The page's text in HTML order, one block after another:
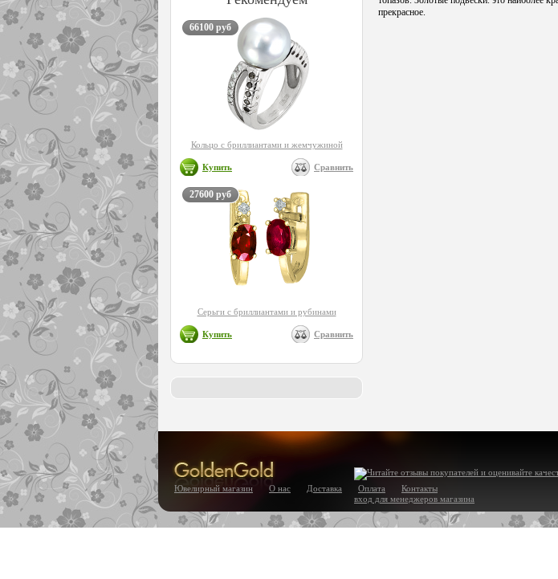
Кольцо с бриллиантами и жемчужиной
66100 руб
Купить Сравнить
Серьги с бриллиантами и рубинами
27600 руб
Купить Сравнить
прекрасное.
Ювелирный магазин О нас Доставка Оплата
Контакты
вход для менеджеров магазина